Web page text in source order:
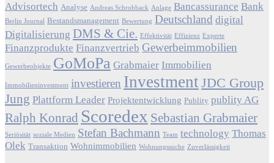
Advisortech Analyse Andreas Schrobback Anlage Bancassurance Bank
Berlin Journal Bestandsmanagement Bewertung Deutschland digital
Digitalisierung DMS & Cie. Effektivität Effizienz Experte
Finanzprodukte Finanzvertrieb Gewerbeimmobilien
Gewerbeobjekte GoMoPa Grabmaier Immobilien
Immobilieninvestment investieren Investment JDC Group
Jung Plattform Leader Projektentwicklung Publity publity AG
Ralph Konrad Scoredex Sebastian Grabmaier
Seriösität soziale Medien Stefan Bachmann Team technology Thomas
Olek Transaktion Wohnimmobilien Wohnungssuche Zuverlässigkeit